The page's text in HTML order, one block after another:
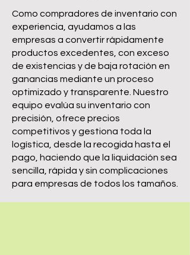
Como compradores de inventario con
experiencia, ayudamos a las
empresas a convertir rápidamente
productos excedentes, con exceso
de existencias y de baja rotación en
ganancias mediante un proceso
optimizado y transparente. Nuestro
equipo evalúa su inventario con
precisión, ofrece precios
competitivos y gestiona toda la
logística, desde la recogida hasta el
pago, haciendo que la liquidación sea
sencilla, rápida y sin complicaciones
para empresas de todos los tamaños.